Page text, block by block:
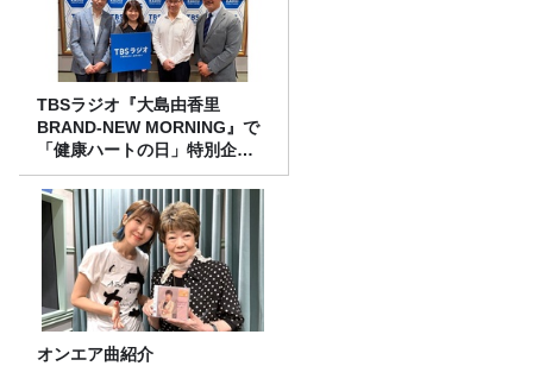
TBSラジオ『大島由香里
BRAND-NEW MORNING』で
「健康ハートの日」特別企画
を8/10（月）に放送
オンエア曲紹介